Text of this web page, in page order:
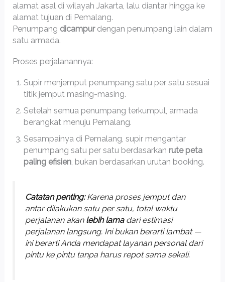
alamat asal di wilayah Jakarta, lalu diantar hingga ke
alamat tujuan di Pemalang.
Penumpang dicampurdengan penumpang lain dalam
satu armada.
Proses perjalanannya:
Supir menjemput penumpang satu per satu sesuai
titik jemput masing-masing.
Setelah semua penumpang terkumpul, armada
berangkat menuju Pemalang.
Sesampainya di Pemalang, supir mengantar
penumpang satu per satu berdasarkan rute peta
paling efisien, bukan berdasarkan urutan booking.
Catatan penting:Karena proses jemput dan
antar dilakukan satu per satu, total waktu
perjalanan akan lebih lamadari estimasi
perjalanan langsung. Ini bukan berarti lambat —
ini berarti Anda mendapat layanan personal dari
pintu ke pintu tanpa harus repot sama sekali.